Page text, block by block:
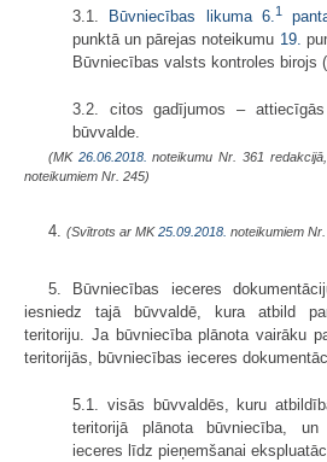
3.1. Būvniecības likuma 6.1
punktā un pārejas noteikumu 19.
Būvniecības valsts kontroles birojs
3.2. citos gadījumos – attiecīgās
būvvalde.
(MK 26.06.2018. noteikumu Nr. 361
noteikumiem Nr. 245)
4. (Svītrots ar MK25.09.2018. noteikumiem
5. Būvniecības ieceres
iesniedz tajā būvvaldē, kura atbild
teritoriju. Ja būvniecība plānota vairāku
teritorijās, būvniecības ieceres
5.1. visās būvvaldēs, kuru
teritorijā plānota būvniecība,
ieceres līdz pieņemšanai